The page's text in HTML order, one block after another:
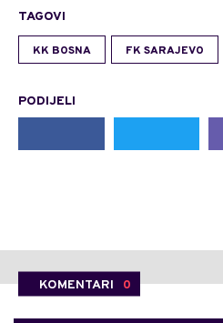
TAGOVI
KK BOSNA FK SARAJEVO
PODIJELI
KOMENTARI 0